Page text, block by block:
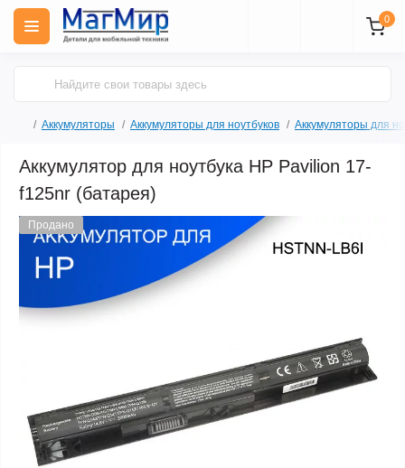
0
Аккумуляторы Аккумуляторы для ноутбуков Аккумуляторы для
Аккумулятор для ноутбука HP Pavilion 17-
f125nr (батарея)
Продано